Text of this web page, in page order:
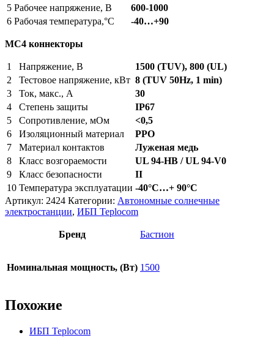
5 Рабочее напряжение, В
600-1000
6 Рабочая температура,°С -40…+90
MC4 коннекторы
1 Напряжение, B
1500 (TUV), 800 (UL)
2
Тестовое напряжение, кВт 8 (TUV 50Hz, 1 min)
3
Ток, макс., А
30
4
Степень защиты
IP67
5
Сопротивление, мОм
<0,5
6
Изоляционный материал
PPO
7
Материал контактов
Луженая медь
8
Класс возгораемости
UL 94-HB / UL 94-V0
9
Класс безопасности
II
10 Температура эксплуатации -40°C…+ 90°C
Артикул: 2424 Категории: Автономные солнечные
электростанции, ИБП Teplocom
Бренд Бастион
Номинальная мощность, (Вт) 1500
Похожие
ИБП Teplocom